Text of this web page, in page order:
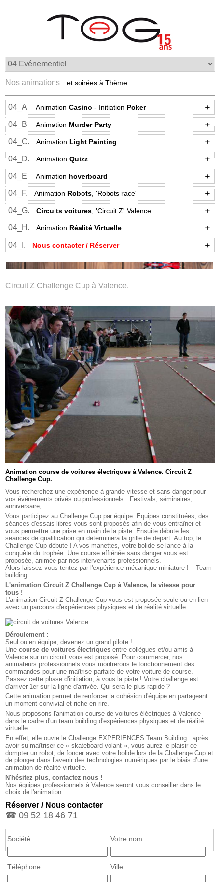
Nos animations et soirées à Thème
04_A. AnimationCasino - Initiation Poker
04_B. Animation Murder Party
04_C. Animation Light Painting
04_D. AnimationQuizz
04_E. Animation hoverboard
04_F. Animation Robots, 'Robots race'
04_G. Circuits voitures, 'Circuit Z' Valence.
04_H. Animation Réalité Virtuelle.
04_I. Nous contacter / Réserver
Circuit Z Challenge Cup à Valence.
Animation course de voitures électriques à Valence. Circuit Z
Challenge Cup.
Vous recherchez une expérience à grande vitesse et sans danger pour
vos événements privés ou professionnels : Festivals, séminaires,
anniversaire, …
Vous participez au Challenge Cup par équipe. Equipes constituées, des
séances d'essais libres vous sont proposés afin de vous entraîner et
vous permettre une prise en main de la piste. Ensuite débute les
séances de qualification qui déterminera la grille de départ. Au top, le
Challenge Cup débute ! A vos manettes, votre bolide se lance à la
conquête du trophée. Une course effrénée sans danger vous est
proposée, animée par nos intervenants professionnels.
Alors laissez vous tentez par l'expérience mécanique miniature ! – Team
building
L'animation Circuit Z Challenge Cup à Valence, la vitesse pour
tous !
L'animation Circuit Z Challenge Cup vous est proposée seule ou en lien
avec un parcours d'expériences physiques et de réalité virtuelle.
Déroulement :
Seul ou en équipe, devenez un grand pilote !
Unecourse de voitures électriques entre collègues et/ou amis à
Valence sur un circuit vous est proposé. Pour commercer, nos
animateurs professionnels vous montrerons le fonctionnement des
commandes pour une maîtrise parfaite de votre voiture de course.
Passez cette phase d'initiation, à vous la piste ! Votre challenge est
d'arriver 1er sur la ligne d'arrivée. Qui sera le plus rapide ?
Cette animation permet de renforcer la cohésion d'équipe en partageant
un moment convivial et riche en rire.
Nous proposons l'animation course de voitures éléctriques à Valence
dans le cadre d'un team building d'expériences physiques et de réalité
virtuelle.
En effet, elle ouvre le Challenge EXPERIENCES Team Building : après
avoir su maîtriser ce « skateboard volant », vous aurez le plaisir de
dompter un robot, de foncer avec votre bolide lors de la Challenge Cup et
de plonger dans l’avenir des technologies numériques par le biais d’une
animation de réalité virtuelle.
N'hésitez plus, contactez nous !
Nos équipes professionnels à Valence seront vous conseiller dans le
choix de l'animation.
Réserver / Nous contacter
☎ 09 52 18 46 71
Société : Votre nom :
Téléphone : Ville :